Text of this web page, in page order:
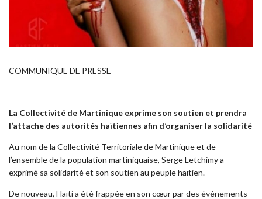
COMMUNIQUE DE PRESSE
La Collectivité de Martinique exprime son soutien et prendra
l’attache des autorités haïtiennes afin d’organiser la solidarité
Au nom de la Collectivité Territoriale de Martinique et de
l’ensemble de la population martiniquaise, Serge Letchimy a
exprimé sa solidarité et son soutien au peuple haïtien.
De nouveau, Haïti a été frappée en son cœur par des événements